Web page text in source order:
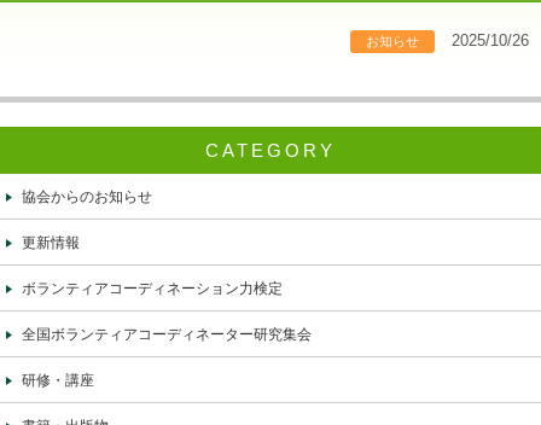
お知らせ 2025/10/26
CATEGORY
協会からのお知らせ
更新情報
ボランティアコーディネーション力検定
全国ボランティアコーディネーター研究集会
研修・講座